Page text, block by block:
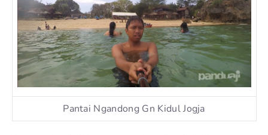
Pantai Ngandong Gn Kidul Jogja